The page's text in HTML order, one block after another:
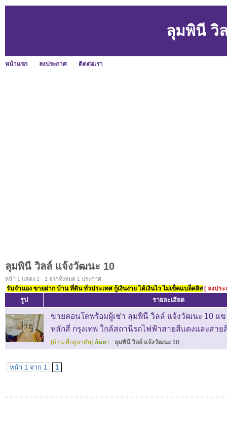
ลุมพินี วิ
หน้าแรก ลงประกาศ ติดต่อเรา
ลุมพินี วิลล์ แจ้งวัฒนะ 10
หน้า 1 แสดง 1 - 1 จากทั้งหมด 1 ประกาศ
รับจำนอง ขายฝาก บ้าน ที่ดิน ทั่วประเทศ กู้เงินง่าย ได้เงินไว ไม่เช็คแบล็คลิส [ ลงปร
รูป รายละเอียด
ขายคอนโดพร้อมผู้เช่า ลุมพินี วิลล์ แจ้งวัฒนะ 10 แข
หลักสี่ กรุงเทพ ใกล้สถานีรถไฟฟ้าสายสีแดงและสา
[บ้าน ที่อยู่อาศัย] ค้นหา : ลุมพินี วิลล์ แจ้งวัฒนะ 10 ,
หน้า 1 จาก 1 1